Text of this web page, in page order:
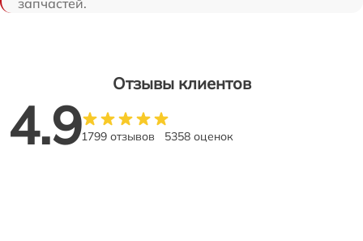
Отзывы клиентов
4.91799 отзывов 5358 оценок